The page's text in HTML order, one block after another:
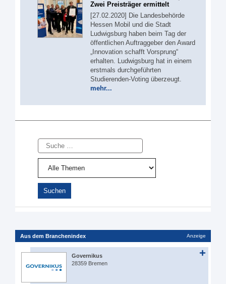
Zwei Preisträger ermittelt
[27.02.2020] Die Landesbehörde
Hessen Mobil und die Stadt
Ludwigsburg haben beim Tag der
öffentlichen Auftraggeber den Award
„Innovation schafft Vorsprung“
erhalten. Ludwigsburg hat in einem
erstmals durchgeführten
Studierenden-Voting überzeugt.
mehr...
Suche
Aus dem Branchenindex Anzeige
Governikus
28359 Bremen